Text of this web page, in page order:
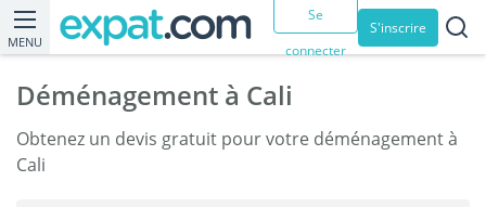
MENU
Se
connecter
S'inscrire
Déménagement à Cali
Obtenez un devis gratuit pour votre déménagement à
Cali